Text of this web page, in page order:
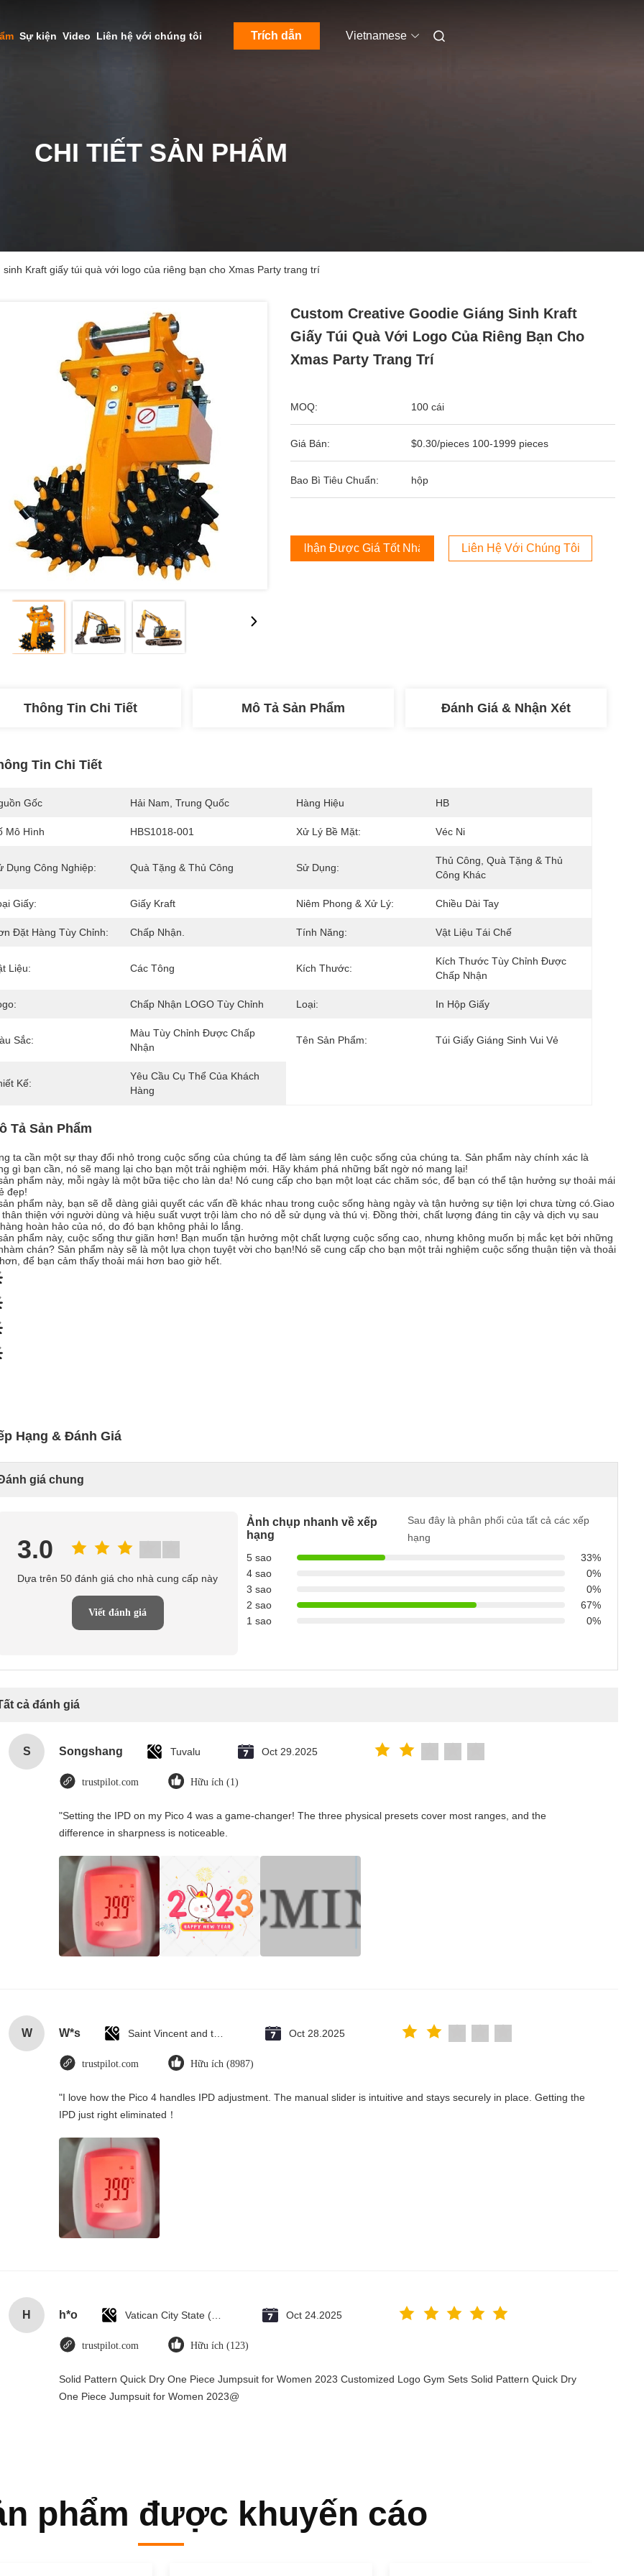
Sự kiện Video Liên hệ với chúng tôi Trích dẫn Vietnamese
CHI TIẾT SẢN PHẨM
Kraft giấy túi quà với logo của riêng bạn cho Xmas Party trang trí
Custom Creative Goodie Giáng Sinh Kraft
Giấy Túi Quà Với Logo Của Riêng Bạn Cho
Xmas Party Trang Trí
MOQ: 100 cái
Giá Bán: $0.30/pieces 100-1999 pieces
Bao Bì Tiêu Chuẩn: hộp
Nhận Được Giá Tốt Nhất Liên Hệ Với Chúng Tôi
Thông Tin Chi Tiết Mô Tả Sản Phẩm Đánh Giá & Nhận Xét
Tin Chi Tiết
Gốc Hải Nam, Trung Quốc Hàng Hiệu HB
Mô Hình HBS1018-001 Xử Lý Bề Mặt: Véc Ni
Dụng Công Nghiệp: Quà Tặng & Thủ Công Sử Dụng:
Thủ Công, Quà Tặng & Thủ
Công Khác
Giấy: Giấy Kraft Niêm Phong & Xử Lý: Chiều Dài Tay
Đặt Hàng Tùy Chỉnh: Chấp Nhận. Tính Năng: Vật Liệu Tái Chế
Liệu: Các Tông Kích Thước:
Kích Thước Tùy Chỉnh Được
Chấp Nhận
Chấp Nhận LOGO Tùy Chỉnh Loại: In Hộp Giấy
Sắc:
Màu Tùy Chỉnh Được Chấp
Nhận
Tên Sản Phẩm: Túi Giấy Giáng Sinh Vui Vẻ
Kế:
Yêu Cầu Cụ Thể Của Khách
Hàng
Tả Sản Phẩm
ta cần một sự thay đổi nhỏ trong cuộc sống của chúng ta để làm sáng lên cuộc sống của chúng ta. Sản phẩm này chính xác là
gì bạn cần, nó sẽ mang lại cho bạn một trải nghiệm mới. Hãy khám phá những bất ngờ nó mang lại!
phẩm này, mỗi ngày là một bữa tiệc cho làn da! Nó cung cấp cho bạn một loạt các chăm sóc, để bạn có thể tận hưởng sự thoải mái
đẹp!
phẩm này, bạn sẽ dễ dàng giải quyết các vấn đề khác nhau trong cuộc sống hàng ngày và tận hưởng sự tiện lợi chưa từng có.Giao
thân thiện với người dùng và hiệu suất vượt trội làm cho nó dễ sử dụng và thú vị. Đồng thời, chất lượng đáng tin cậy và dịch vụ sau
hoàn hảo của nó, do đó bạn không phải lo lắng.
phẩm này, cuộc sống thư giãn hơn! Bạn muốn tận hưởng một chất lượng cuộc sống cao, nhưng không muốn bị mắc kẹt bởi những
chán? Sản phẩm này sẽ là một lựa chọn tuyệt vời cho bạn!Nó sẽ cung cấp cho bạn một trải nghiệm cuộc sống thuận tiện và thoải
để bạn cảm thấy thoải mái hơn bao giờ hết.
Hạng & Đánh Giá
giá chung
3.0
Dựa trên 50 đánh giá cho nhà cung cấp này
Viết đánh giá
Ảnh chụp nhanh về xếp
hạng
Sau đây là phân phối của tất cả các xếp
hạng
5 sao
33%
4 sao
0%
3 sao
0%
2 sao
67%
1 sao
0%
cả đánh giá
S Songshang Tuvalu Oct 29.2025
trustpilot.com Hữu ích (1)
"Setting the IPD on my Pico 4 was a game-changer! The three physical presets cover most ranges, and the
difference in sharpness is noticeable.
W W*s Oct 28.2025
trustpilot.com Hữu ích (8987)
"I love how the Pico 4 handles IPD adjustment. The manual slider is intuitive and stays securely in place. Getting the
IPD just right eliminated！
H h*o Oct 24.2025
trustpilot.com Hữu ích (123)
Solid Pattern Quick Dry One Piece Jumpsuit for Women 2023 Customized Logo Gym Sets Solid Pattern Quick Dry
One Piece Jumpsuit for Women 2023@
phẩm được khuyến cáo